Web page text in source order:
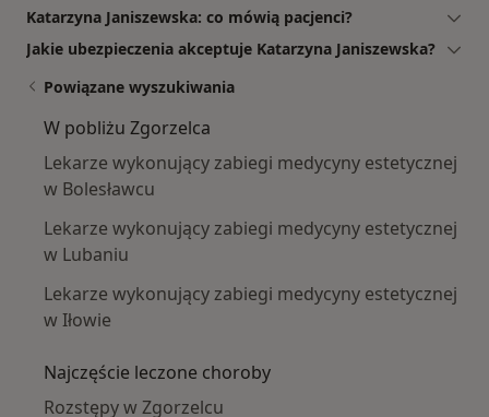
Katarzyna Janiszewska: co mówią pacjenci?
Jakie ubezpieczenia akceptuje Katarzyna Janiszewska?
Powiązane wyszukiwania
W pobliżu Zgorzelca
Lekarze wykonujący zabiegi medycyny estetycznej
w Bolesławcu
Lekarze wykonujący zabiegi medycyny estetycznej
w Lubaniu
Lekarze wykonujący zabiegi medycyny estetycznej
w Iłowie
Najczęście leczone choroby
Rozstępy w Zgorzelcu